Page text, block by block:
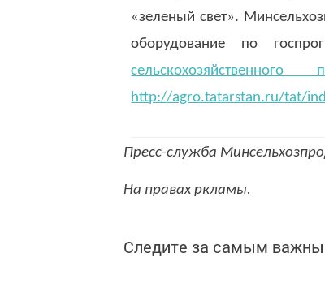
«зеленый свет».
оборудование по
сельскохозяйственного
http://agro.tatarstan.ru/tat/
Пресс-служба
На правах ркламы.
Следите за самым